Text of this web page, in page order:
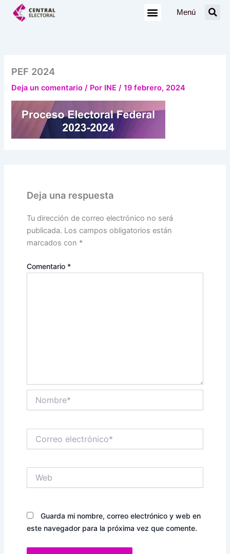
Menú
PEF 2024
Deja un comentario / Por INE/19 febrero, 2024
Deja una respuesta
Tu dirección de correo electrónico no será
publicada. Los campos obligatorios están
marcados con *
Comentario *
electrónico*
Guarda mi nombre, correo electrónico y web en
este navegador para la próxima vez que comente.